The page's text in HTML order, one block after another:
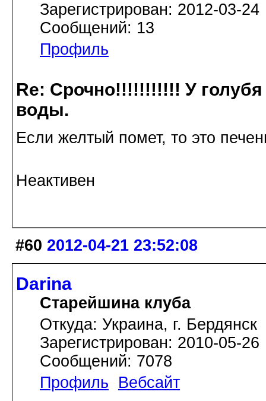
Зарегистрирован: 2012-03-24
Сообщений: 13
Профиль
Re: Срочно!!!!!!!!!!! У
воды.
Если желтый помет, то это
Неактивен
#60 2012-04-21 23:52:08
Darina
Старейшина клуба
Откуда: Украина, г. Бердянск
Зарегистрирован: 2010-05-26
Сообщений: 7078
Профиль
Вебсайт